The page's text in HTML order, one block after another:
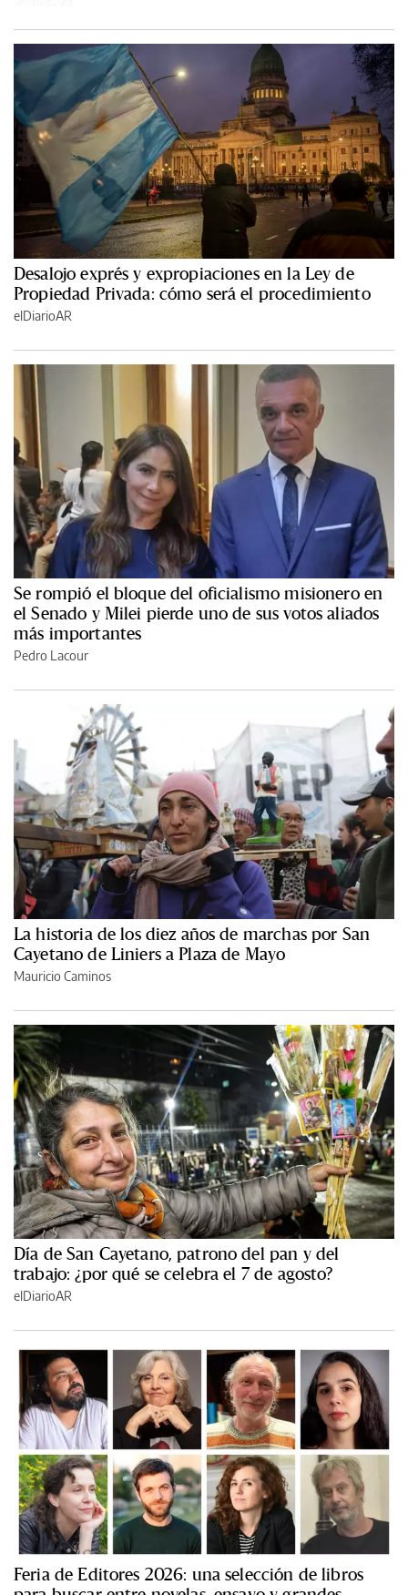
Desalojo exprés y expropiaciones en la Ley de
Propiedad Privada: cómo será el procedimiento
elDiarioAR
Se rompió el bloque del oficialismo misionero en
el Senado y Milei pierde uno de sus votos aliados
más importantes
Pedro Lacour
La historia de los diez años de marchas por San
Cayetano de Liniers a Plaza de Mayo
Mauricio Caminos
Día de San Cayetano, patrono del pan y del
trabajo: ¿por qué se celebra el 7 de agosto?
elDiarioAR
Feria de Editores 2026: una selección de libros